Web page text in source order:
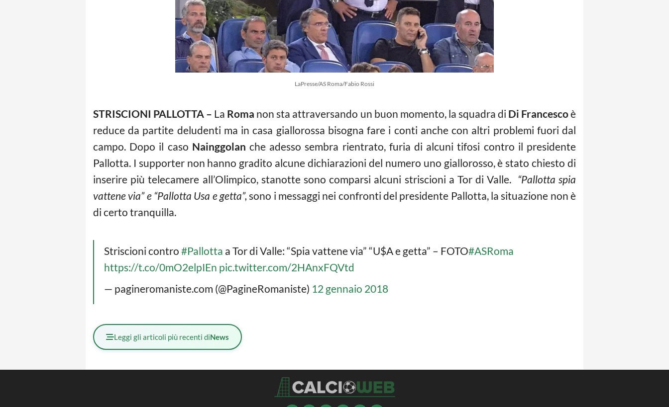
LaPresse/AS Roma/Fabio Rossi
STRISCIONI PALLOTTA – La Roma non sta attraversando un buon momento, la squadra di Di Francescoè
reduce da partite deludenti ma in casa giallorossa bisogna fare i conti anche con altri problemi fuori dal
campo. Dopo il caso Nainggolan che adesso sembra rientrato, furia di alcuni tifosi contro il presidente
Pallotta. I supporter non hanno gradito alcune dichiarazioni del numero uno giallorosso, è stato chiesto di
inserire più telecamere all’Olimpico, stanotte sono comparsi alcuni striscioni a Tor di Valle. “Pallotta spia
vattene via” e “Pallotta Usa e getta”, sono i messaggi nei confronti del presidente Pallotta, la situazione non è
di certo tranquilla.
Striscioni contro #Pallotta a Tor di Valle: “Spia vattene via” “U$A e getta” – FOTO#ASRoma
https://t.co/0mO2elpIEn pic.twitter.com/2HAnxFQVtd
— pagineromaniste.com (@PagineRomaniste) 12 gennaio 2018
Leggi gli articoli più recenti diNews